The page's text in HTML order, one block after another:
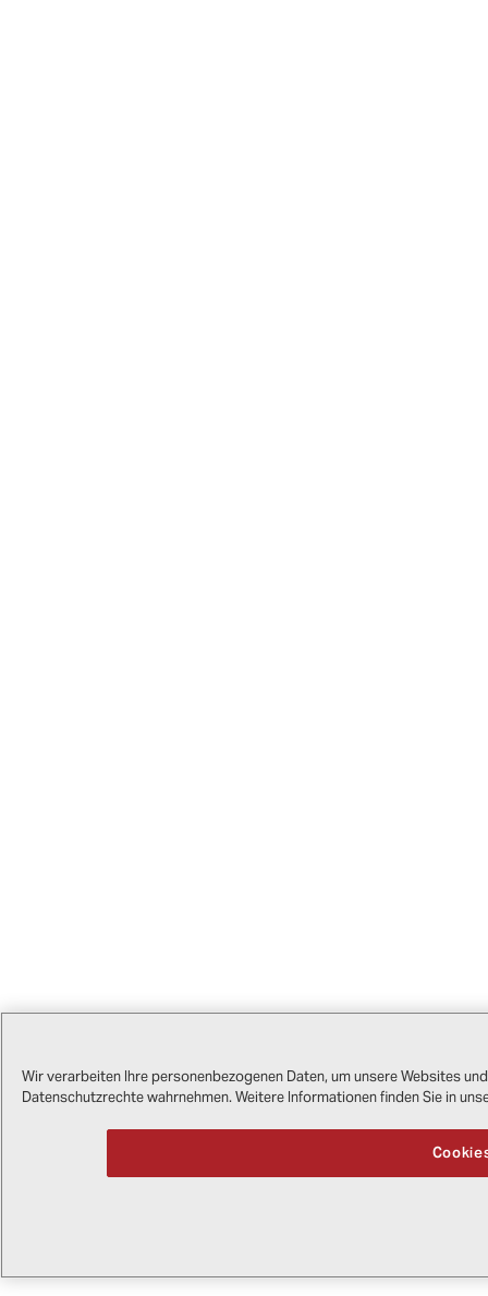
Wir verarbeiten Ihre personenbezogenen Daten, um unsere Websites
Datenschutzrechte wahrnehmen. Weitere Informationen finden Sie in